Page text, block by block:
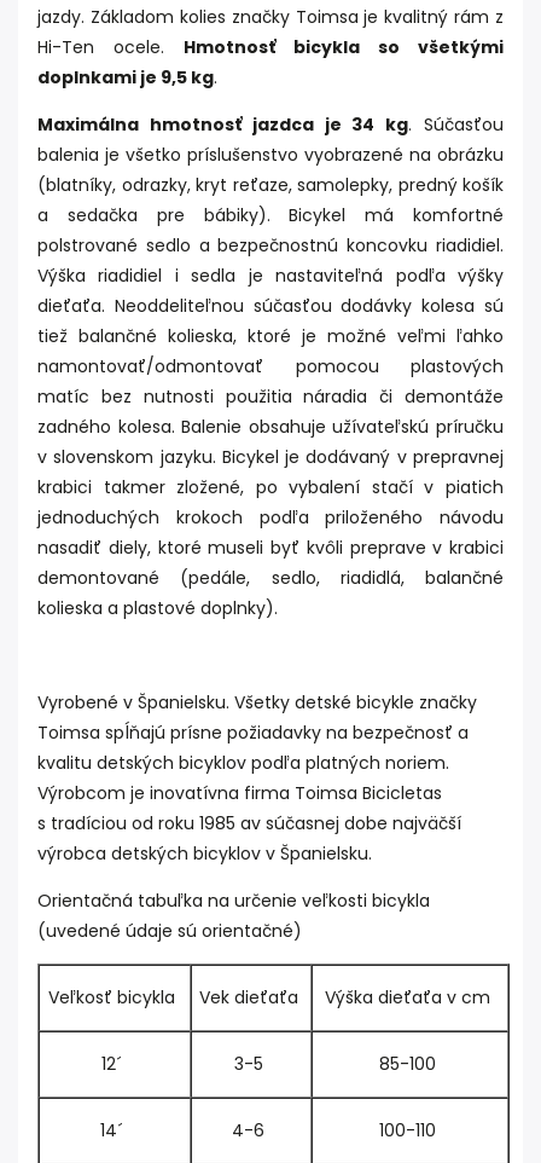
jazdy. Základom kolies značky Toimsa je kvalitný rám z
Hi-Ten ocele. Hmotnosť bicykla so všetkými
doplnkami je 9,5 kg.
Maximálna hmotnosť jazdca je 34 kg. Súčasťou
balenia je všetko príslušenstvo vyobrazené na obrázku
(blatníky, odrazky, kryt reťaze, samolepky, predný košík
a sedačka pre bábiky). Bicykel má komfortné
polstrované sedlo a bezpečnostnú koncovku riadidiel.
Výška riadidiel i sedla je nastaviteľná podľa výšky
dieťaťa. Neoddeliteľnou súčasťou dodávky kolesa sú
tiež balančné kolieska, ktoré je možné veľmi ľahko
namontovať/odmontovať pomocou plastových
matíc bez nutnosti použitia náradia či demontáže
zadného kolesa. Balenie obsahuje užívateľskú príručku
v slovenskom jazyku. Bicykel je dodávaný v prepravnej
krabici takmer zložené, po vybalení stačí v piatich
jednoduchých krokoch podľa priloženého návodu
nasadiť diely, ktoré museli byť kvôli preprave v krabici
demontované (pedále, sedlo, riadidlá, balančné
kolieska a plastové doplnky).
Vyrobené v Španielsku. Všetky detské bicykle značky
Toimsa spĺňajú prísne požiadavky na bezpečnosť a
kvalitu detských bicyklov podľa platných noriem.
Výrobcom je inovatívna firma Toimsa Bicicletas
s tradíciou od roku 1985 av súčasnej dobe najväčší
výrobca detských bicyklov v Španielsku.
Orientačná tabuľka na určenie veľkosti bicykla
(uvedené údaje sú orientačné)
Veľkosť bicykla Vek dieťaťa Výška dieťaťa v cm
12´ 3-5 85-100
14´ 4-6 100-110